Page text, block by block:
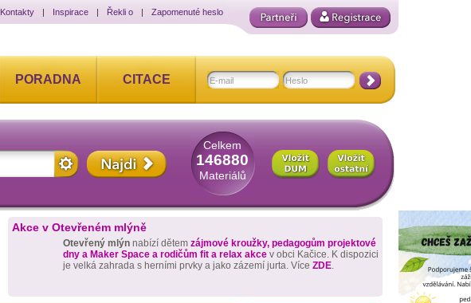
Kontakty | Inspirace | Řekli o | Zapomenuté heslo
PORADNA CITACE
Celkem
146880
Materiálů
Akce v Otevřeném mlýně
Otevřený mlýn nabízí dětem zájmové kroužky, pedagogům projektové
dny a Maker Space a rodičům fit a relax akce v obci Kačice. K dispozici
je velká zahrada s herními prvky a jako zázemí jurta. Více ZDE.